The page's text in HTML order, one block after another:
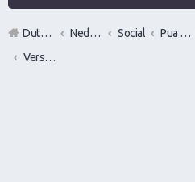
DutchAttraction.nl Nederlands grootste Dutch Attraction, Lifestyle, Vrouwen versieren en Pick-Up (PUA) Forum Social Pua evenementen
Versier Academie